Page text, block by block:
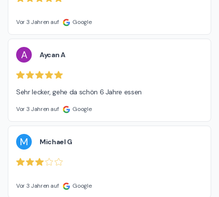
Vor 3 Jahren auf Google
A Aycan A
Sehr lecker, gehe da schön 6 Jahre essen
Vor 3 Jahren auf Google
M Michael G
Vor 3 Jahren auf Google